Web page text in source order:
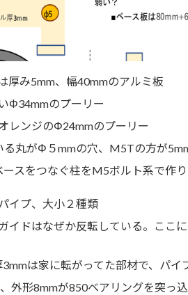
厚み5mm、幅40mmのアルミ板
Φ34mmのプーリー
レンジのΦ24mmのプーリー
る丸がΦ５mmの穴、M5Tの方が
ースをつなぐ柱をM5ボルト系で作
イプ、大小２種類
イドはなぜか反転している。ここ
は家に転がってた部材で、パイ
外形8mmが850ベアリングを突っ